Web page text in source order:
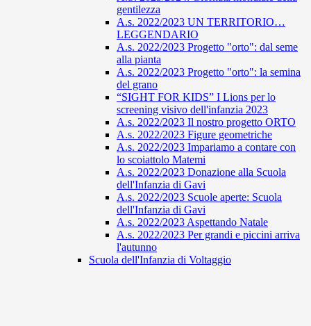
gentilezza
A.s. 2022/2023 UN TERRITORIO…
LEGGENDARIO
A.s. 2022/2023 Progetto "orto": dal seme
alla pianta
A.s. 2022/2023 Progetto "orto": la semina
del grano
“SIGHT FOR KIDS” I Lions per lo
screening visivo dell'infanzia 2023
A.s. 2022/2023 Il nostro progetto ORTO
A.s. 2022/2023 Figure geometriche
A.s. 2022/2023 Impariamo a contare con
lo scoiattolo Matemi
A.s. 2022/2023 Donazione alla Scuola
dell'Infanzia di Gavi
A.s. 2022/2023 Scuole aperte: Scuola
dell'Infanzia di Gavi
A.s. 2022/2023 Aspettando Natale
A.s. 2022/2023 Per grandi e piccini arriva
l'autunno
Scuola dell'Infanzia di Voltaggio